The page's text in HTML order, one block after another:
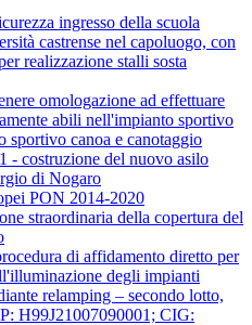
ingresso della scuola
castrense nel capoluogo, con
realizzazione stalli sosta
omologazione ad effettuare
abili nell'impianto sportivo
sportivo canoa e canotaggio
- costruzione del nuovo asilo
di Nogaro
PON 2014-2020
straordinaria della copertura del
di affidamento diretto per
degli impianti
relamping – secondo lotto,
H99J21007090001; CIG: